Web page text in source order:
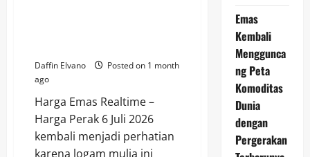
Daffin Elvano
Posted on 1 month
ago
Harga Emas Realtime –
Harga Perak 6 Juli 2026
kembali menjadi perhatian
karena logam mulia ini
Emas
Kembali
Menggunca
ng Peta
Komoditas
Dunia
dengan
Pergerakan